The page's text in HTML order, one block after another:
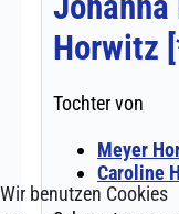
Wir benutzen Cookies